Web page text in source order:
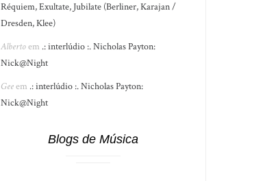
Réquiem, Exultate, Jubilate (Berliner, Karajan /
Dresden, Klee)
Albertoem .: interlúdio :. Nicholas Payton:
Nick@Night
Geeem .: interlúdio :. Nicholas Payton:
Nick@Night
Blogs de Música